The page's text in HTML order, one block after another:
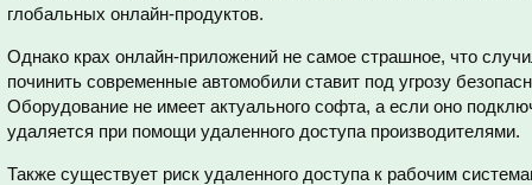
глобальных онлайн-продуктов.
Однако крах онлайн-приложений не самое страшное, что
починить современные автомобили ставит под угрозу
Оборудование не имеет актуального софта, а если оно
удаляется при помощи удаленного доступа производителями.
Также существует риск удаленного доступа к рабочим